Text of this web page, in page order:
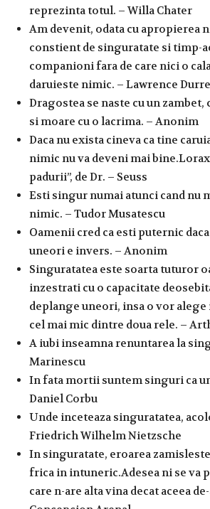
reprezinta totul. – Willa Chater
Am devenit, odata cu apropierea
constient de singuratate si timp-
companioni fara de care nici o
daruieste nimic. – Lawrence
Dragostea se naste cu un zambet,
si moare cu o lacrima. – Anonim
Daca nu exista cineva ca tine
nimic nu va deveni mai
padurii”, de Dr. – Seuss
Esti singur numai atunci cand nu
nimic. – Tudor Musatescu
Oamenii cred ca esti puternic
uneori e invers. – Anonim
Singuratatea este soarta tuturor
inzestrati cu o capacitate
deplange uneori, insa o vor alege
cel mai mic dintre doua rele. –
A iubi inseamna renuntarea la
Marinescu
In fata mortii suntem singuri ca
Daniel Corbu
Unde inceteaza singuratatea,
Friedrich Wilhelm Nietzsche
In singuratate, eroarea
frica in intuneric.Adesea ni se va
care n-are alta vina decat aceea